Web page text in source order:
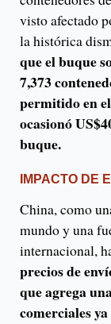
visto afectado
la histórica
que el buque
7,373
permitido en
ocasionó
buque.
IMPACTO DE
China, como
mundo y una
internacional,
precios de
que agrega
comerciales